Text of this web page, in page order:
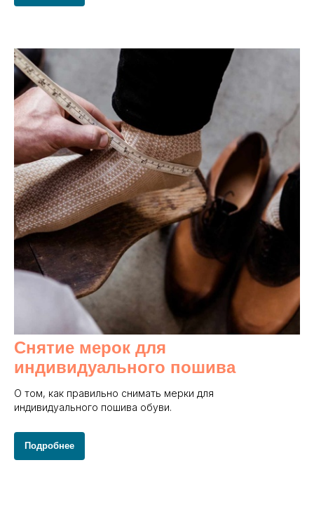
Снятие мерок для
индивидуального пошива
О том, как правильно снимать мерки для
индивидуального пошива обуви.
Подробнее